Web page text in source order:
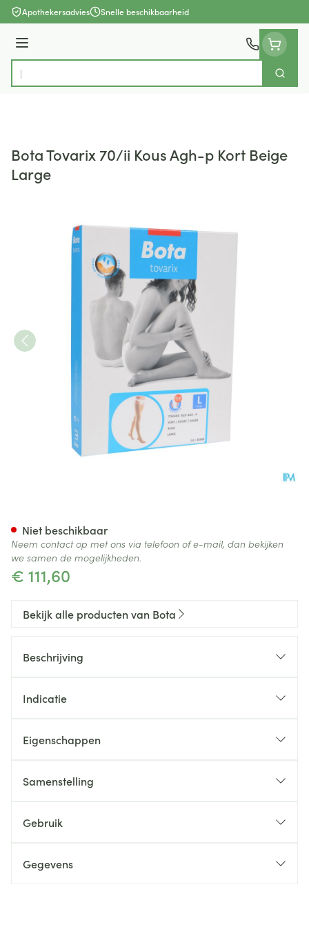
Ga naar de inhoud
Apothekersadvies Snelle beschikbaarheid
Menu
Product, merk, categorie...
Zoek
Bota Tovarix 70/ii Kous Agh-p Kort Beige
Large
€ 111,60
Niet beschikbaar
Neem contact op met ons via telefoon of e-mail, dan bekijken
we samen de mogelijkheden.
Bekijk alle producten van Bota
Beschrijving
Indicatie
Eigenschappen
Samenstelling
Gebruik
Gegevens